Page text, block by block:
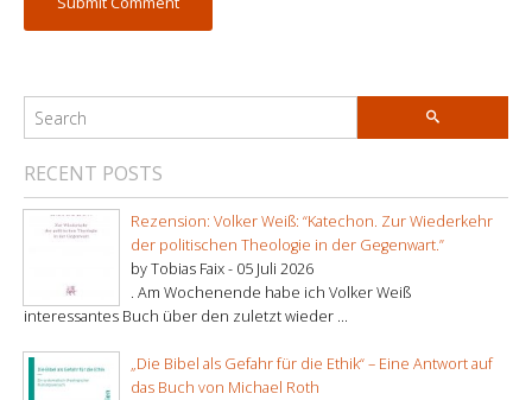
RECENT POSTS
Rezension: Volker Weiß: “Katechon. Zur Wiederkehr
der politischen Theologie in der Gegenwart.”
by Tobias Faix - 05 Juli 2026
. Am Wochenende habe ich Volker Weiß
interessantes Buch über den zuletzt wieder ...
„Die Bibel als Gefahr für die Ethik“ – Eine Antwort auf
das Buch von Michael Roth